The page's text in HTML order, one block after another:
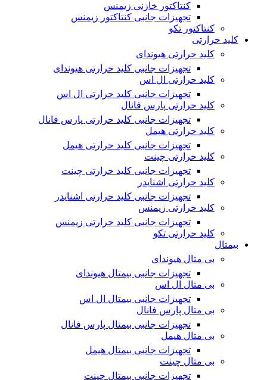
کنتاکتور خازنی زیمنس
تجهیزات جانبی کنتاکتور زیمنس
کنتاکتور تکو
کلید حرارتی
کلید حرارتی هیوندای
تجهیزات جانبی کلید حرارتی هیوندای
کلید حرارتی ال اس
تجهیزات جانبی کلید حرارتی ال اس
کلید حرارتی پارس فانال
تجهیزات جانبی کلید حرارتی پارس فانال
کلید حرارتی هیمل
تجهیزات جانبی کلید حرارتی هیمل
کلید حرارتی چینت
تجهیزات جانبی کلید حرارتی چینت
کلید حرارتی اشنایدر
تجهیزات جانبی کلید حرارتی اشنایدر
کلید حرارتی زیمنس
تجهیزات جانبی کلید حرارتی زیمنس
کلید حرارتی تکو
بیمتال
بی متال هیوندای
تجهیزات جانبی بیمتال هیوندای
بی متال ال اس
تجهیزات جانبی بیمتال ال اس
بی متال پارس فانال
تجهیزات جانبی بیمتال پارس فانال
بی متال هیمل
تجهیزات جانبی بیمتال هیمل
بی متال چینت
تجهیزات جانبی بیمتال چینت